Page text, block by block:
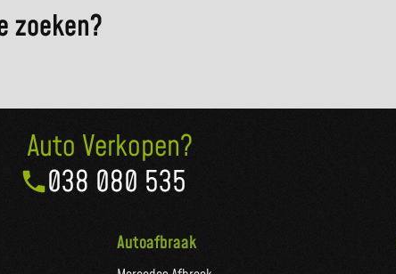
zoeken?
Auto Verkopen?
038 080 535
Autoafbraak